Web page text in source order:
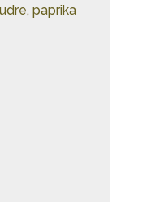
paprika